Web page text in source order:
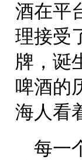
酒在平
理接受
牌，诞
啤酒的
海人看
每一